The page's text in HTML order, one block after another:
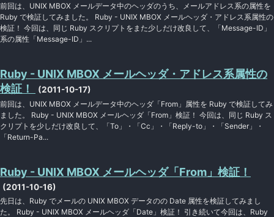
前回は、UNIX MBOX メールデータ中のヘッダのうち、メールアドレス系の属性を
Ruby で検証してみました。 Ruby - UNIX MBOX メールヘッダ・アドレス系属性の
検証！ 今回は、同じ Ruby スクリプトをまた少しだけ改良して、「Message-ID」
系の属性「Message-ID」...
Ruby - UNIX MBOX メールヘッダ・アドレス系属性の
検証！
(2011-10-17)
前回は、UNIX MBOX メールデータ中のヘッダ「From」属性を Ruby で検証してみ
ました。 Ruby - UNIX MBOX メールヘッダ「From」検証！ 今回は、同じ Ruby ス
クリプトを少しだけ改良して、「To」・「Cc」・「Reply-to」・「Sender」・
「Return-Pa...
Ruby - UNIX MBOX メールヘッダ「From」検証！
(2011-10-16)
先日は、Ruby でメールの UNIX MBOX データのの Date 属性を検証してみまし
た。 Ruby - UNIX MBOX メールヘッダ「Date」検証！ 引き続いて今回は、Ruby